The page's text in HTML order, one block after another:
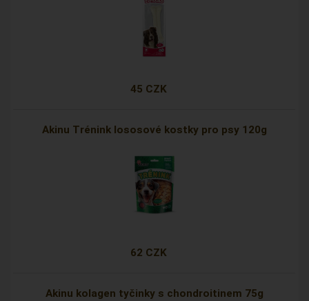
45 CZK
Akinu Trénink lososové kostky pro psy 120g
62 CZK
Akinu kolagen tyčinky s chondroitinem 75g